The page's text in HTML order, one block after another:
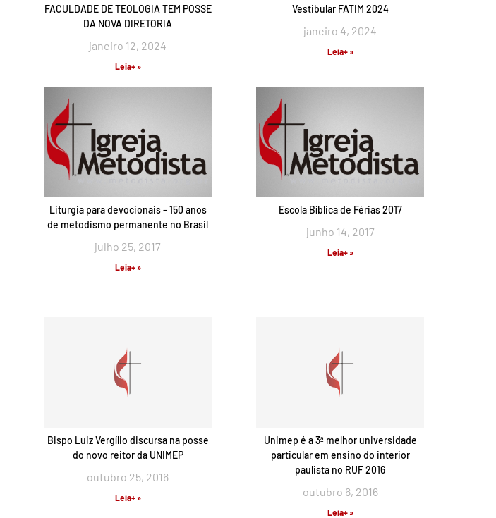
FACULDADE DE TEOLOGIA TEM POSSE
DA NOVA DIRETORIA
janeiro 12, 2024
Leia+ »
Vestibular FATIM 2024
janeiro 4, 2024
Leia+ »
Liturgia para devocionais – 150 anos
de metodismo permanente no Brasil
julho 25, 2017
Leia+ »
Escola Bíblica de Férias 2017
junho 14, 2017
Leia+ »
Bispo Luiz Vergílio discursa na posse
do novo reitor da UNIMEP
outubro 25, 2016
Leia+ »
Unimep é a 3ª melhor universidade
particular em ensino do interior
paulista no RUF 2016
outubro 6, 2016
Leia+ »